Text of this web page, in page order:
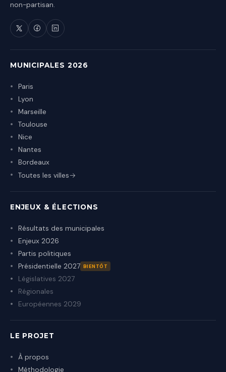
non-partisan.
MUNICIPALES 2026
Paris
Lyon
Marseille
Toulouse
Nice
Nantes
Bordeaux
Toutes les villes
ENJEUX & ÉLECTIONS
Résultats des municipales
Enjeux 2026
Partis politiques
Présidentielle 2027 BIENTÔT
Législatives 2027
Régionales
Européennes 2029
LE PROJET
À propos
Méthodologie